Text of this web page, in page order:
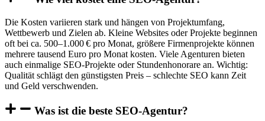
Die Kosten variieren stark und hängen von Projektumfang,
Wettbewerb und Zielen ab. Kleine Websites oder Projekte beginnen
oft bei ca. 500–1.000 € pro Monat, größere Firmenprojekte können
mehrere tausend Euro pro Monat kosten. Viele Agenturen bieten
auch einmalige SEO-Projekte oder Stundenhonorare an. Wichtig:
Qualität schlägt den günstigsten Preis – schlechte SEO kann Zeit
und Geld verschwenden.
Was ist die beste SEO-Agentur?